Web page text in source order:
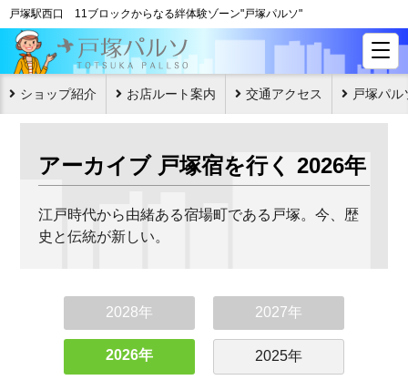
戸塚駅西口 11ブロックからなる絆体験ゾーン"戸塚パルソ"
ショップ紹介 お店ルート案内 交通アクセス 戸塚パル
アーカイブ 戸塚宿を行く 2026年
江戸時代から由緒ある宿場町である戸塚。今、歴
史と伝統が新しい。
2028年 2027年
2026年 2025年